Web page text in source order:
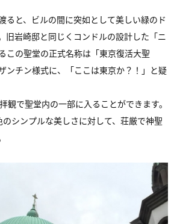
ると、ビルの間に突如として美しい緑のド
旧岩崎邸と同じくコンドルの設計した「ニ
この聖堂の正式名称は「東京復活大聖
ンチン様式に、「ここは東京か？！」と疑
観で聖堂内の一部に入ることができます。
シンプルな美しさに対して、荘厳で神聖